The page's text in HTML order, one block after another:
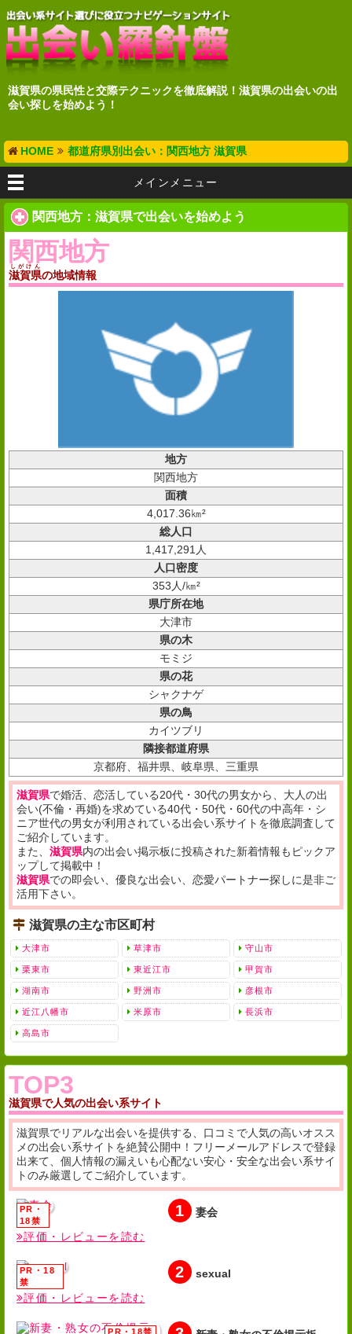
滋賀県の県民性と交際テクニックを徹底解説！滋賀県の出会いの出
会い探しを始めよう！
HOME 都道府県別出会い：関西地方 滋賀県
メインメニュー
関西地方：滋賀県で出会いを始めよう
関西地方
滋賀県
しがけん
の地域情報
地方
関西地方
面積
4,017.36㎞²
総人口
1,417,291人
人口密度
353人/㎞²
県庁所在地
大津市
県の木
モミジ
県の花
シャクナゲ
県の鳥
カイツブリ
隣接都道府県
京都府、福井県、岐阜県、三重県
滋賀県で婚活、恋活している20代・30代の男女から、大人の出
会い(不倫・再婚)を求めている40代・50代・60代の中高年・シ
ニア世代の男女が利用されている出会い系サイトを徹底調査して
ご紹介しています。
また、 滋賀県内の出会い掲示板に投稿された新着情報もピックア
ップして掲載中！
滋賀県での即会い、優良な出会い、恋愛パートナー探しに是非ご
活用下さい。
滋賀県の主な市区町村
大津市 草津市 守山市
栗東市 東近江市 甲賀市
湖南市 野洲市 彦根市
近江八幡市 米原市 長浜市
高島市
TOP3
滋賀県で人気の出会い系サイト
滋賀県でリアルな出会いを提供する、口コミで人気の高いオスス
メの出会い系サイトを絶賛公開中！フリーメールアドレスで登録
出来て、個人情報の漏えいも心配ない安心・安全な出会い系サイ
トのみ厳選してご紹介しています。
1
妻会
評価・レビューを読む
2
sexual
評価・レビューを読む